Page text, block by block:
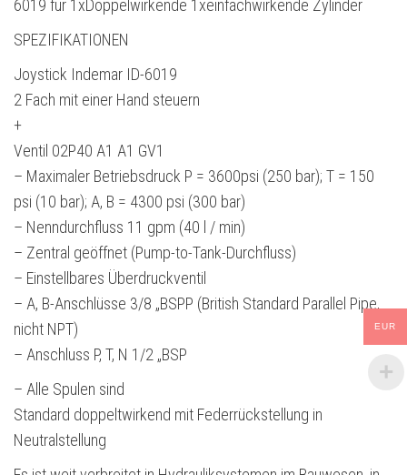
6019 für 1xDoppelwirkende 1xeinfachwirkende Zylinder
SPEZIFIKATIONEN
Joystick Indemar ID-6019
2 Fach mit einer Hand steuern
+
Ventil 02P40 A1 A1 GV1
– Maximaler Betriebsdruck P = 3600psi (250 bar); T = 150
psi (10 bar); A, B = 4300 psi (300 bar)
– Nenndurchfluss 11 gpm (40 l / min)
– Zentral geöffnet (Pump-to-Tank-Durchfluss)
– Einstellbares Überdruckventil
– A, B-Anschlüsse 3/8 „BSPP (British Standard Parallel Pipe,
nicht NPT)
– Anschluss P, T, N 1/2 „BSP
– Alle Spulen sind
Standard doppeltwirkend mit Federrückstellung in
Neutralstellung
EUR